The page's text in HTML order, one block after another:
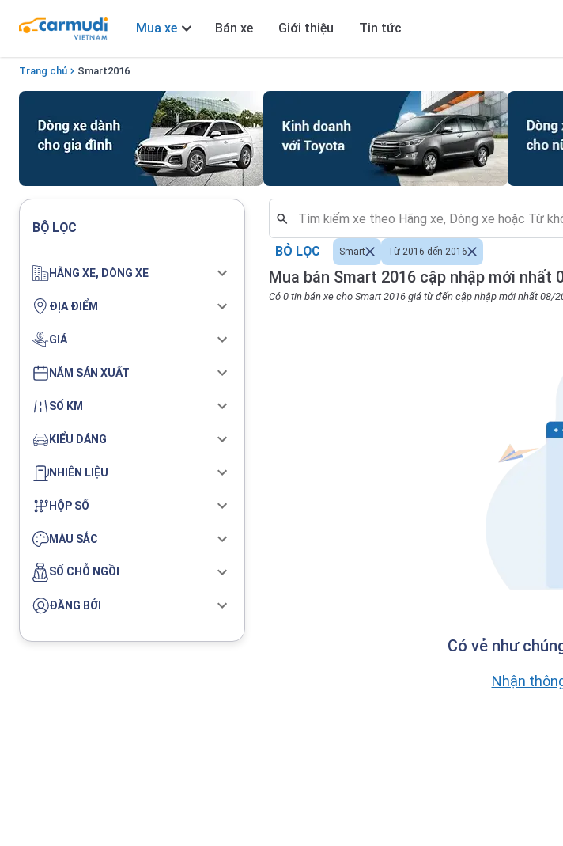
Mua xe Bán xe Giới thiệu Tin tức
Trang chủ Smart2016
BỘ LỌC
HÃNG XE, DÒNG XE
ĐỊA ĐIỂM
GIÁ
NĂM SẢN XUẤT
SỐ KM
KIỂU DÁNG
NHIÊN LIỆU
HỘP SỐ
MÀU SẮC
SỐ CHỖ NGỒI
ĐĂNG BỞI
Mua bán Smart 2016 cập nhập mới nhất
Có 0 tin bán xe cho Smart 2016 giá từ đến cập nhập mới nhất 08/
BỎ LỌC Smart Từ 2016 đến 2016
Có vẻ như
Nhận